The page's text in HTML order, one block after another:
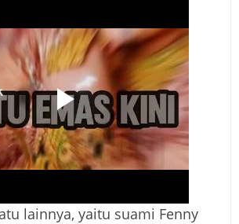
lainnya, yaitu suami Fenny